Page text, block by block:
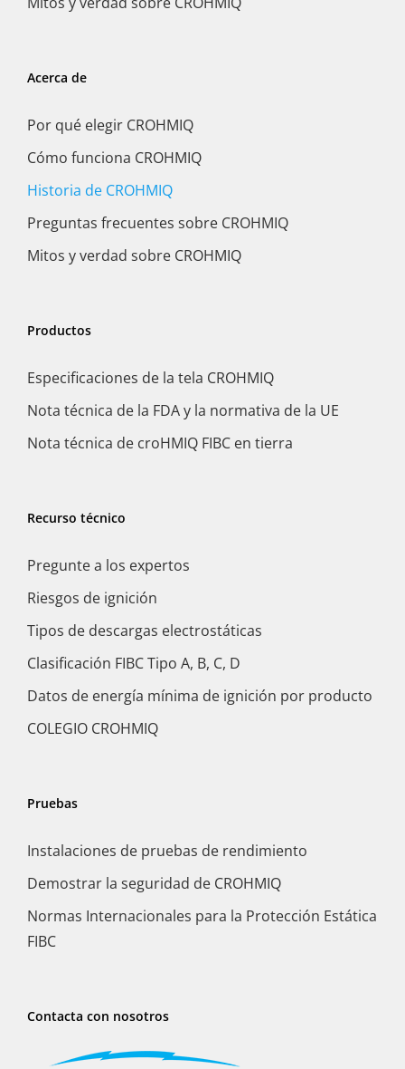
Acerca de
Por qué elegir CROHMIQ
Cómo funciona CROHMIQ
Historia de CROHMIQ
Preguntas frecuentes sobre CROHMIQ
Mitos y verdad sobre CROHMIQ
Productos
Especificaciones de la tela CROHMIQ
Nota técnica de la FDA y la normativa de la UE
Nota técnica de croHMIQ FIBC en tierra
Recurso técnico
Pregunte a los expertos
Riesgos de ignición
Tipos de descargas electrostáticas
Clasificación FIBC Tipo A, B, C, D
Datos de energía mínima de ignición por producto
COLEGIO CROHMIQ
Pruebas
Instalaciones de pruebas de rendimiento
Demostrar la seguridad de CROHMIQ
Normas Internacionales para la Protección Estática
FIBC
Contacta con nosotros